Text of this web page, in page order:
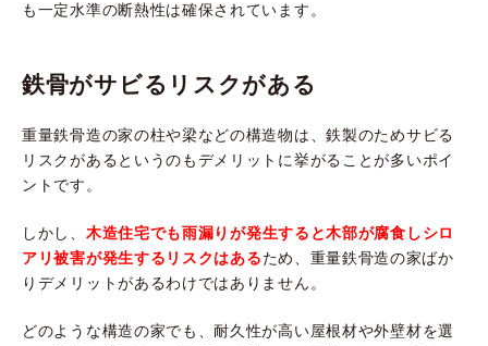
も一定水準の断熱性は確保されています。
鉄骨がサビるリスクがある
重量鉄骨造の家の柱や梁などの構造物は、鉄製のためサビる
リスクがあるというのもデメリットに挙がることが多いポイ
ントです。
しかし、 木造住宅でも雨漏りが発生すると木部が腐食しシロ
アリ被害が発生するリスクはあるため、重量鉄骨造の家ばか
りデメリットがあるわけではありません。
どのような構造の家でも、耐久性が高い屋根材や外壁材を選